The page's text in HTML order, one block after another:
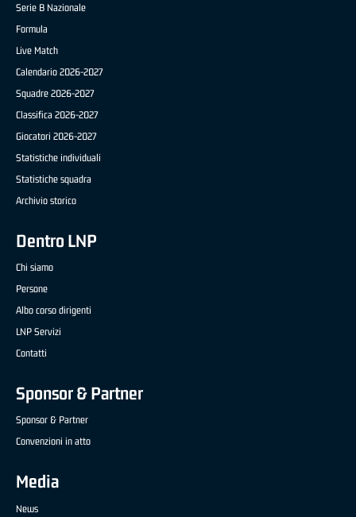
Serie B Nazionale
Formula
Live Match
Calendario 2026-2027
Squadre 2026-2027
Classifica 2026-2027
Giocatori 2026-2027
Statistiche individuali
Statistiche squadra
Archivio storico
Dentro LNP
Chi siamo
Persone
Albo corso dirigenti
LNP Servizi
Contatti
Sponsor & Partner
Sponsor & Partner
Convenzioni in atto
Media
News